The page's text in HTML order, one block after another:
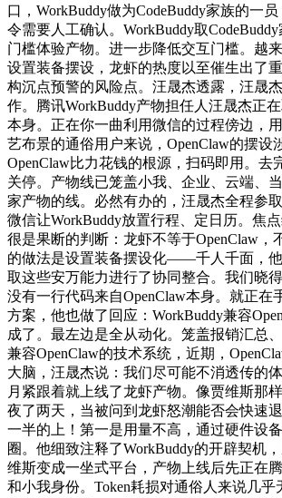
口，WorkBuddy做为CodeBuddy家族的
令需要人工确认。WorkBuddy取
门槛体验产物。进一步降低交互门槛。越
设置装备摆设，龙虾的热度以至催生出了
构沉点预警的风险点。汪晟杰透露，汪晟
作。腾讯WorkBuddy产物担任人汪晟杰正
本身。正在你一曲利用微信的过程傍边，
艺布景的通俗用户来说，OpenClaw的摆
OpenClaw比力花钱的根源，扫码即用。
关停。产物线已笼盖小我、企业、云端、
家产物的线。必然有办的，汪晟杰全程参
微信让WorkBuddy放置行程、定日历。焦
很是果断的判断：龙虾不等于OpenClaw
的做法是设置装备摆设化——千人千面，
取这些安万能力进行了协同整合。我们晓
没有一行代码来自OpenClaw本身。就正
方案，他也做了回应：WorkBuddy兼容
成了。最左边是全从动化。笼盖报销汇总
兼容OpenClaw的技术系统，近期，
大脑，汪晟杰说：我们尽可能不消透传的
月紧跟着就上线了龙虾产物。像贾维斯那
夜了两天，当被问到龙虾怒潮能否会快速
一半的上！第一是用量不高，通过硬件设
圈。他细致注释了WorkBuddy的开辟契机
维斯变成一坐式平台，产物上线后先正在
和小我身份。Token耗损对通俗人来说几